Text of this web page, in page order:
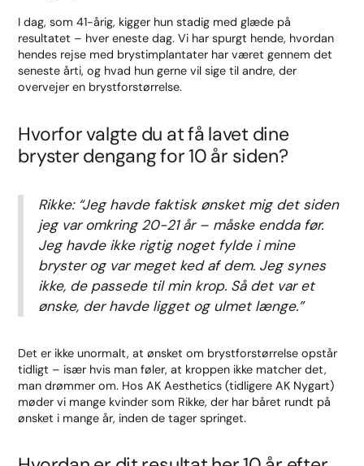
I dag, som 41-årig, kigger hun stadig med glæde på
resultatet – hver eneste dag. Vi har spurgt hende, hvordan
hendes rejse med brystimplantater har været gennem det
seneste årti, og hvad hun gerne vil sige til andre, der
overvejer en brystforstørrelse.
Hvorfor valgte du at få lavet dine
bryster dengang for 10 år siden?
Rikke: “Jeg havde faktisk ønsket mig det siden
jeg var omkring 20-21 år – måske endda før.
Jeg havde ikke rigtig noget fylde i mine
bryster og var meget ked af dem. Jeg synes
ikke, de passede til min krop. Så det var et
ønske, der havde ligget og ulmet længe.”
Det er ikke unormalt, at ønsket om brystforstørrelse opstår
tidligt – især hvis man føler, at kroppen ikke matcher det,
man drømmer om. Hos AK Aesthetics (tidligere AK Nygart)
møder vi mange kvinder som Rikke, der har båret rundt på
ønsket i mange år, inden de tager springet.